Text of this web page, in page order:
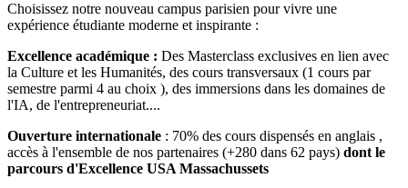
Choisissez notre nouveau campus parisien pour vivre une
expérience étudiante moderne et inspirante :
Excellence académique : Des Masterclass exclusives en lien avec
la Culture et les Humanités, des cours transversaux (1 cours par
semestre parmi 4 au choix ), des immersions dans les domaines de
l'IA, de l'entrepreneuriat....
Ouverture internationale : 70% des cours dispensés en anglais ,
accès à l'ensemble de nos partenaires (+280 dans 62 pays) dont le
parcours d'Excellence USA Massachussets